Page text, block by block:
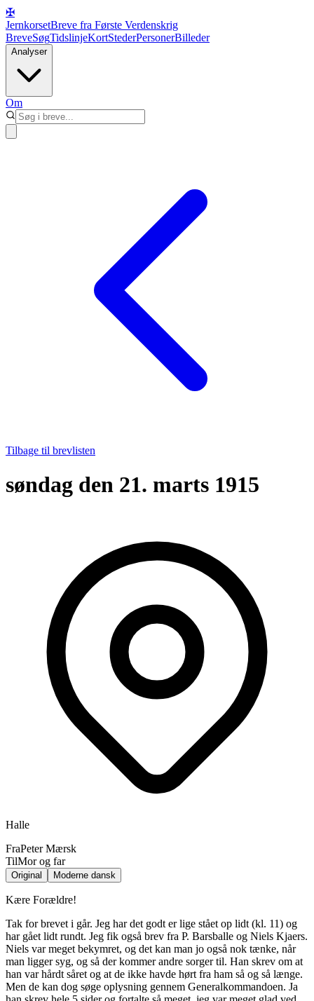
✠
JernkorsetBreve fra Første Verdenskrig
BreveSøgTidslinjeKortStederPersonerBilleder
Analyser
Om
Tilbage til brevlisten
søndag den 21. marts 1915
Halle
FraPeter Mærsk
TilMor og far
Original Moderne dansk
Kære Forældre!
Tak for brevet i går. Jeg har det godt er lige stået op lidt (kl. 11) og
har gået lidt rundt. Jeg fik også brev fra P. Barsballe og Niels Kjaers.
Niels var meget bekymret, og det kan man jo også nok tænke, når
man ligger syg, og så der kommer andre sorger til. Han skrev om at
han var hårdt såret og at de ikke havde hørt fra ham så og så længe.
Men de kan dog søge oplysning gennem Generalkommandoen. Ja